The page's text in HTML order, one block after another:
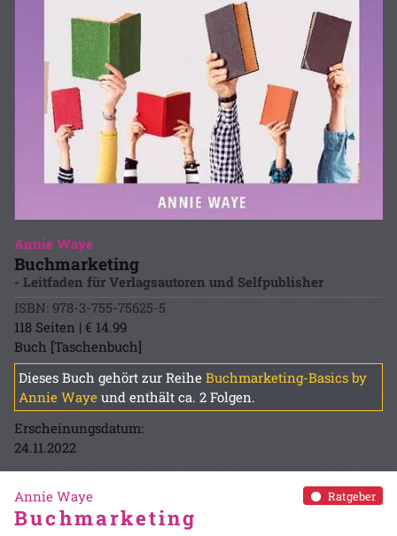
Annie Waye
Buchmarketing
- Leitfaden für Verlagsautoren und Selfpublisher
ISBN: 978-3-755-75625-5
118 Seiten | € 14.99
Buch [Taschenbuch]
Dieses Buch gehört zur Reihe Buchmarketing-Basics by
Annie Waye und enthält ca. 2 Folgen.
Erscheinungsdatum:
24.11.2022
Ratgeber
Annie Waye
Buchmarketing